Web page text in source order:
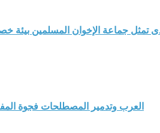
تمثل جماعة الإخوان المسلمين
العرب وتدمير المصطلحات فجوة